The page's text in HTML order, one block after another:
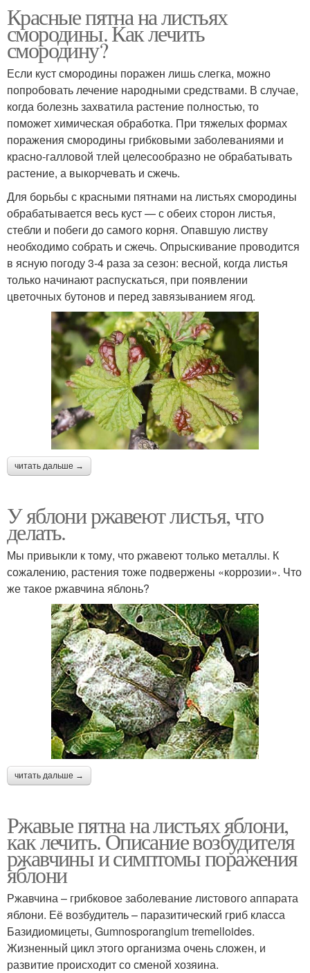
Красные пятна на листьях
смородины. Как лечить
смородину?
Если куст смородины поражен лишь слегка, можно
попробовать лечение народными средствами. В случае,
когда болезнь захватила растение полностью, то
поможет химическая обработка. При тяжелых формах
поражения смородины грибковыми заболеваниями и
красно-галловой тлей целесообразно не обрабатывать
растение, а выкорчевать и сжечь.
Для борьбы с красными пятнами на листьях смородины
обрабатывается весь куст — с обеих сторон листья,
стебли и побеги до самого корня. Опавшую листву
необходимо собрать и сжечь. Опрыскивание проводится
в ясную погоду 3-4 раза за сезон: весной, когда листья
только начинают распускаться, при появлении
цветочных бутонов и перед завязыванием ягод.
читать дальше →
У яблони ржавеют листья, что
делать.
Мы привыкли к тому, что ржавеют только металлы. К
сожалению, растения тоже подвержены «коррозии». Что
же такое ржавчина яблонь?
читать дальше →
Ржавые пятна на листьях яблони,
как лечить. Описание возбудителя
ржавчины и симптомы поражения
яблони
Ржавчина – грибковое заболевание листового аппарата
яблони. Её возбудитель – паразитический гриб класса
Базидиомицеты, Gumnosporangium tremelloides.
Жизненный цикл этого организма очень сложен, и
развитие происходит со сменой хозяина.